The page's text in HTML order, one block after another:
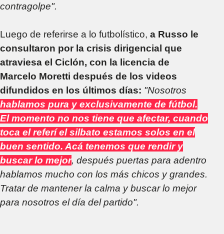
contragolpe".
Luego de referirse a lo futbolístico, a Russo le
consultaron por la crisis dirigencial que
atraviesa el Ciclón, con la licencia de
Marcelo Moretti después de los videos
difundidos en los últimos días: "Nosotros
hablamos pura y exclusivamente de fútbol.
El momento no nos tiene que afectar, cuando
toca el referí el silbato estamos solos en el
buen sentido. Acá tenemos que rendir y
buscar lo mejor, después puertas para adentro
hablamos mucho con los más chicos y grandes.
Tratar de mantener la calma y buscar lo mejor
para nosotros el día del partido".